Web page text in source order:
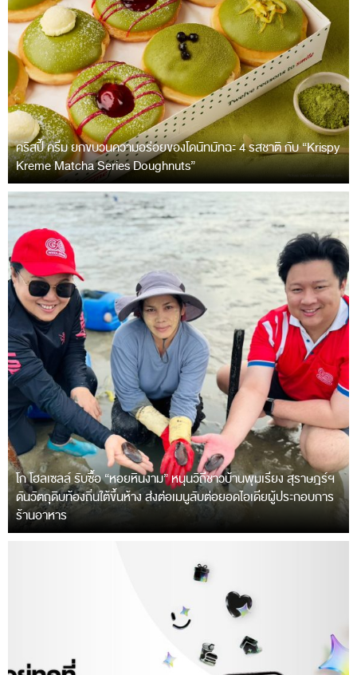
คริสปี้ ครีม ยกขบวนความอร่อยของโดนัทมัทฉะ 4 รสชาติ กับ “Krispy
Kreme Matcha Series Doughnuts”
โก โฮลเซลล์ รับซื้อ “หอยหินงาม” หนุนวิถีชาวบ้านพุมเรียง สุราษฎร์ฯ
ดันวัตถุดิบท้องถิ่นใต้ขึ้นห้าง ส่งต่อเมนูลับต่อยอดไอเดียผู้ประกอบการ
ร้านอาหาร